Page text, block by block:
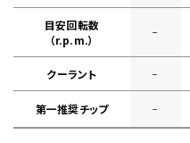
目安回転数
（r.p.m.）
−
クーラント −
第一推奨チップ −